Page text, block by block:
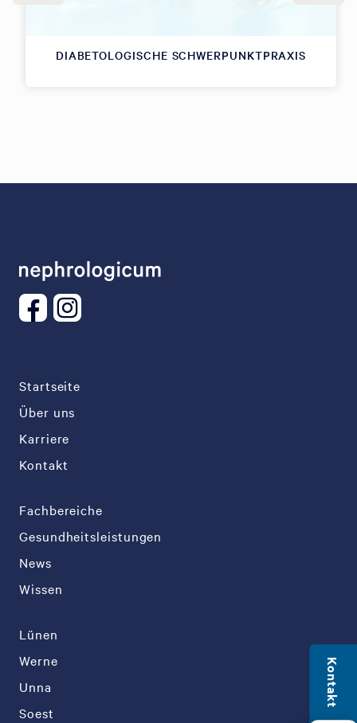
DIABETOLOGISCHE SCHWERPUNKTPRAXIS
Startseite
Über uns
Karriere
Kontakt
Fachbereiche
Gesundheitsleistungen
News
Wissen
Lünen
Werne
Unna
Soest
Kontakt